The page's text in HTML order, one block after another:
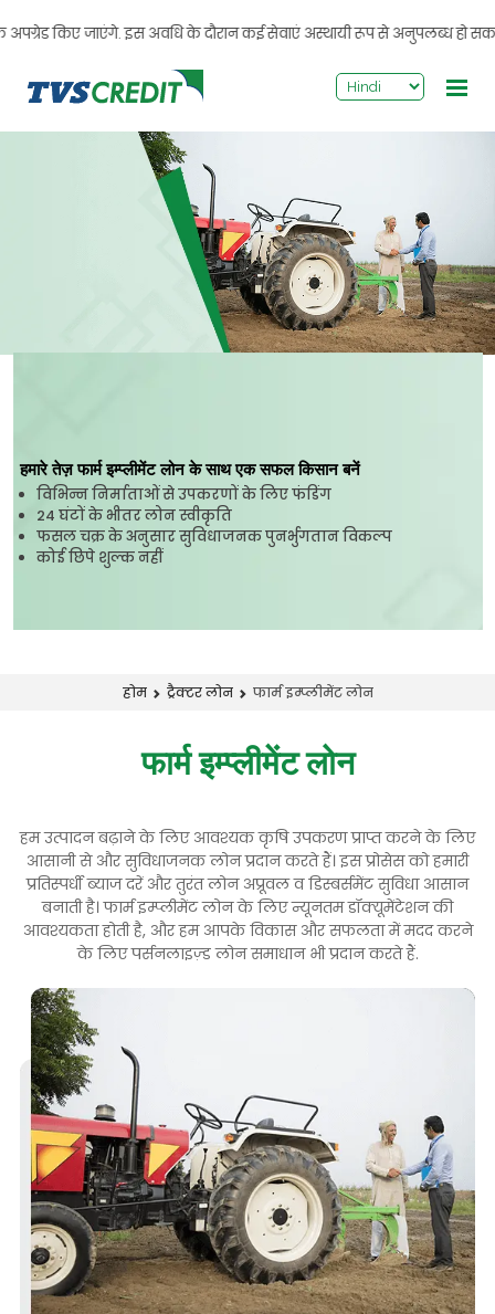
किए जाएंगे. इस अवधि के दौरान कई सेवाएं अस्थायी रूप से अनुपलब्ध हो सकती
हमारे तेज़ फार्म इम्प्लीमेंट लोन के साथ एक सफल किसान बनें
विभिन्न निर्माताओं से उपकरणों के लिए फंडिंग
24 घंटों के भीतर लोन स्वीकृति
फसल चक्र के अनुसार सुविधाजनक पुनर्भुगतान विकल्प
कोई छिपे शुल्क नहीं
होम ट्रैक्टर लोन फार्म इम्प्लीमेंट लोन
फार्म इम्प्लीमेंट लोन
हम उत्पादन बढ़ाने के लिए आवश्यक कृषि उपकरण प्राप्त करने के लिए
आसानी से और सुविधाजनक लोन प्रदान करते हैं। इस प्रोसेस को हमारी
प्रतिस्पर्धी ब्याज दरें और तुरंत लोन अप्रूवल व डिस्बर्समेंट सुविधा आसान
बनाती है। फार्म इम्प्लीमेंट लोन के लिए न्यूनतम डॉक्यूमेंटेशन की
आवश्यकता होती है, और हम आपके विकास और सफलता में मदद करने
के लिए पर्सनलाइज़्ड लोन समाधान भी प्रदान करते हैं.